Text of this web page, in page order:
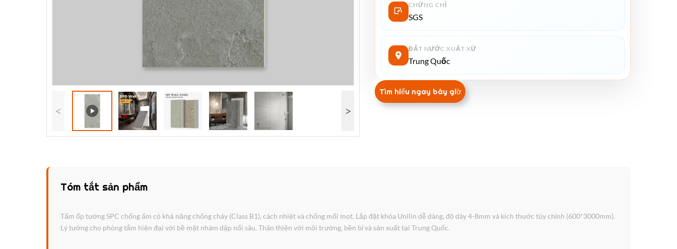
< >
CHỨNG CHỈ
SGS
ĐẤT NƯỚC XUẤT XỨ
Trung Quốc
Tìm hiểu ngay bây giờ
Tóm tắt sản phẩm
Tấm ốp tường SPC chống ẩm có khả năng chống cháy (Class B1), cách nhiệt và chống mối mọt. Lắp đặt khóa Unilin dễ dàng, độ dày 4-8mm và kích thước tùy chỉnh (600*3000mm).
Lý tưởng cho phòng tắm hiện đại với bề mặt nhám dập nổi sâu. Thân thiện với môi trường, bền bỉ và sản xuất tại Trung Quốc.